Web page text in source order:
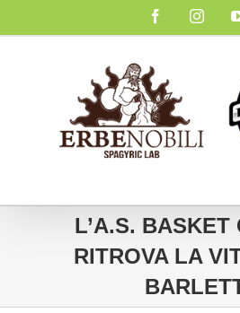
Facebook
L’A.S. BASKET
RITROVA LA